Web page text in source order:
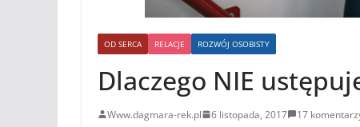
OD SERCA RELACJE ROZWÓJ OSOBISTY
Dlaczego NIE
Www.dagmara-rek.pl 6 listopada, 2017 17